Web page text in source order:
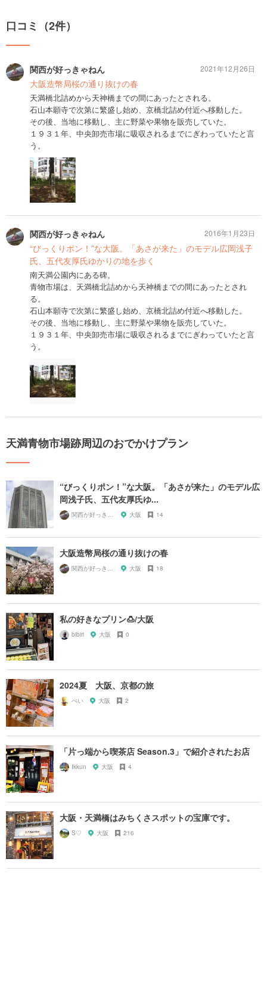
口コミ（2件）
関西が好っきゃねん
大阪造幣局桜の通り抜けの春
天満橋北詰めから天神橋までの間にあったとされる。
石山本願寺で次第に繁盛し始め、京橋北詰め付近へ移動した。
その後、当地に移動し、主に野菜や果物を販売していた。
１９３１年、中央卸売市場に吸収されるまでにぎわっていたと言
う。
2021年12月26日
関西が好っきゃねん
“びっくりポン！”な大阪。「あさが来た」のモデル広岡浅子
氏、五代友厚氏ゆかりの地を歩く
南天満公園内にある碑。
青物市場は、天満橋北詰めから天神橋までの間にあったとされ
る。
石山本願寺で次第に繁盛し始め、京橋北詰め付近へ移動した。
その後、当地に移動し、主に野菜や果物を販売していた。
１９３１年、中央卸売市場に吸収されるまでにぎわっていたと言
う。
2016年1月23日
天満青物市場跡周辺のおでかけプラン
“びっくりポン！”な大阪。「あさが来た」のモデル広
岡浅子氏、五代友厚氏ゆ...
関西が好っきゃねん 大阪 14
大阪造幣局桜の通り抜けの春
関西が好っきゃねん 大阪 18
私の好きなプリン🍮/大阪
bibiri 大阪 0
2024夏 大阪、京都の旅
ぺい 大阪 2
「片っ端から喫茶店 Season.3」で紹介されたお店
Ikkun 大阪 4
大阪・天満橋はみちくさスポットの宝庫です。
S♡ 大阪 216